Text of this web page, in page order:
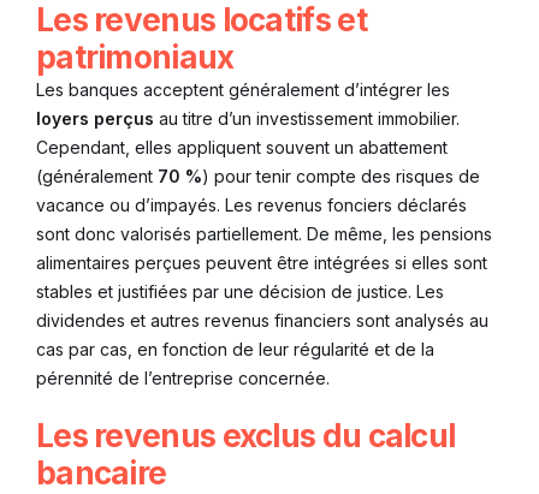
Les revenus locatifs et
patrimoniaux
Les banques acceptent généralement d’intégrer les
loyers perçus au titre d’un investissement immobilier.
Cependant, elles appliquent souvent un abattement
(généralement 70 %) pour tenir compte des risques de
vacance ou d’impayés. Les revenus fonciers déclarés
sont donc valorisés partiellement. De même, les pensions
alimentaires perçues peuvent être intégrées si elles sont
stables et justifiées par une décision de justice. Les
dividendes et autres revenus financiers sont analysés au
cas par cas, en fonction de leur régularité et de la
pérennité de l’entreprise concernée.
Les revenus exclus du calcul
bancaire